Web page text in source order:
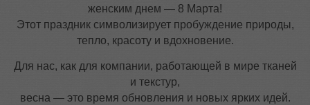
женским днем — 8 Марта!
Этот праздник символизирует пробуждение природы,
тепло, красоту и вдохновение.
Для нас, как для компании, работающей в мире тканей
и текстур,
весна — это время обновления и новых ярких идей.